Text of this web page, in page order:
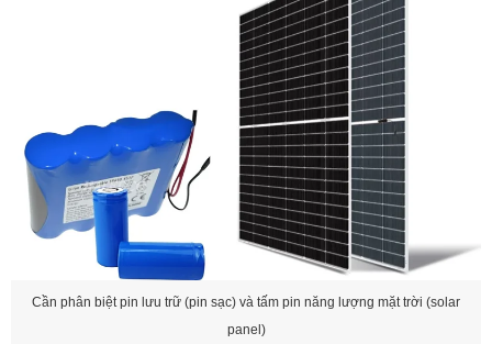
Cần phân biệt pin lưu trữ (pin sạc) và tấm pin năng lượng mặt trời (solar
panel)